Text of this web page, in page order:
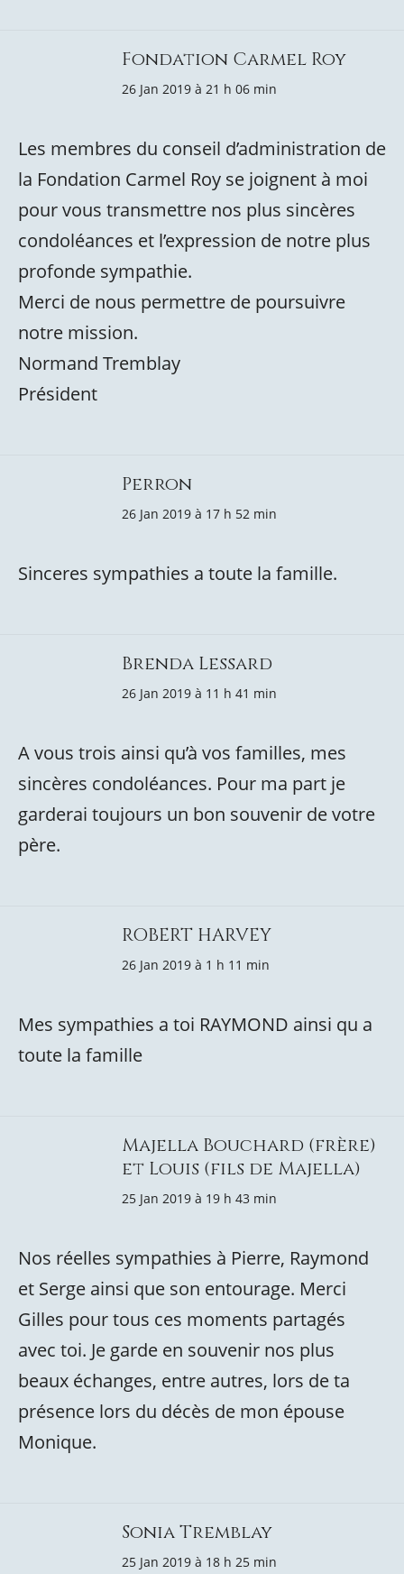
Fondation Carmel Roy
26 Jan 2019 à 21 h 06 min
Les membres du conseil d’administration de
la Fondation Carmel Roy se joignent à moi
pour vous transmettre nos plus sincères
condoléances et l’expression de notre plus
profonde sympathie.
Merci de nous permettre de poursuivre
notre mission.
Normand Tremblay
Président
Perron
26 Jan 2019 à 17 h 52 min
Sinceres sympathies a toute la famille.
Brenda Lessard
26 Jan 2019 à 11 h 41 min
A vous trois ainsi qu’à vos familles, mes
sincères condoléances. Pour ma part je
garderai toujours un bon souvenir de votre
père.
ROBERT HARVEY
26 Jan 2019 à 1 h 11 min
Mes sympathies a toi RAYMOND ainsi qu a
toute la famille
Majella Bouchard (frère)
et Louis (fils de Majella)
25 Jan 2019 à 19 h 43 min
Nos réelles sympathies à Pierre, Raymond
et Serge ainsi que son entourage. Merci
Gilles pour tous ces moments partagés
avec toi. Je garde en souvenir nos plus
beaux échanges, entre autres, lors de ta
présence lors du décès de mon épouse
Monique.
Sonia Tremblay
25 Jan 2019 à 18 h 25 min